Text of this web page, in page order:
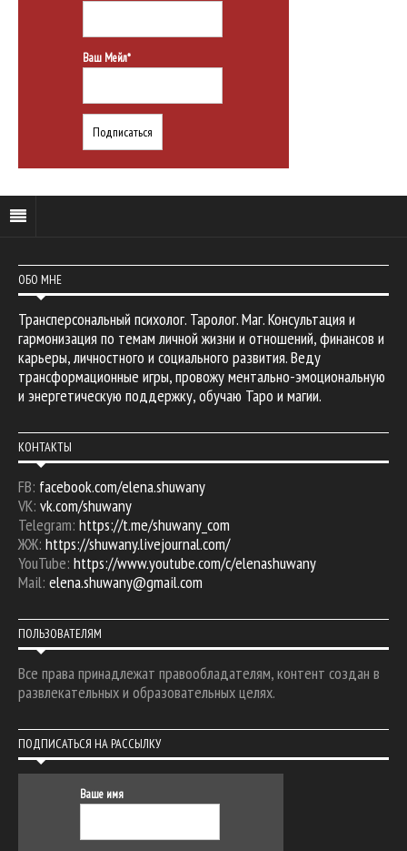
Ваш Мейл*
ОБО МНЕ
Трансперсональный психолог. Таролог. Маг. Консультация и
гармонизация по темам личной жизни и отношений, финансов и
карьеры, личностного и социального развития. Веду
трансформационные игры, провожу ментально-эмоциональную
и энергетическую поддержку, обучаю Таро и магии.
КОНТАКТЫ
FB: facebook.com/elena.shuwany
VK: vk.com/shuwany
Telegram: https://t.me/shuwany_com
ЖЖ: https://shuwany.livejournal.com/
YouTube: https://www.youtube.com/c/elenashuwany
Mail: elena.shuwany@gmail.com
ПОЛЬЗОВАТЕЛЯМ
Все права принадлежат правообладателям, контент создан в
развлекательных и образовательных целях.
ПОДПИСАТЬСЯ НА РАССЫЛКУ
Ваше имя